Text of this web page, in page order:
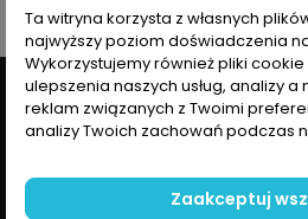
PRODUKTY
TWOJE KONTO
Ta witryna korzysta z własnych
najwyższy poziom doświadczenia
Wykorzystujemy również pliki
ulepszenia naszych usług, analizy
reklam związanych z Twoimi
analizy Twoich zachowań podczas
Zaakceptuj